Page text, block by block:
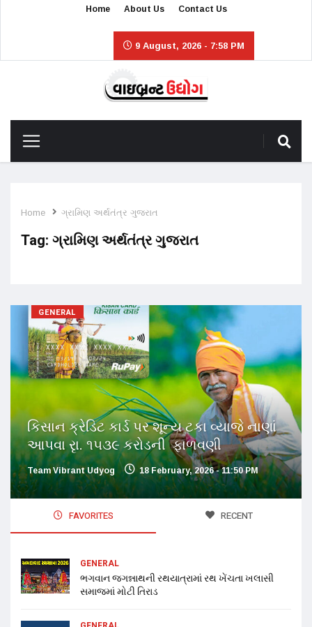
Home About Us Contact Us
9 August, 2026 - 7:58 PM
Home ગ્રામિણ અર્થતંત્ર ગુજરાત
Tag: ગ્રામિણ અર્થતંત્ર ગુજરાત
GENERAL
કિસાન ક્રેડિટ કાર્ડ પર શૂન્ય ટકા વ્યાજે નાણાં
આપવા રૃા. ૧૫૩૯ કરોડની ફાળવણી
Team Vibrant Udyog 18 February, 2026 - 11:50 PM
FAVORITES RECENT
GENERAL
ભગવાન જગન્નાથની રથયાત્રામાં રથ ખેંચતા ખલાસી
સમાજમાં મોટી તિરાડ